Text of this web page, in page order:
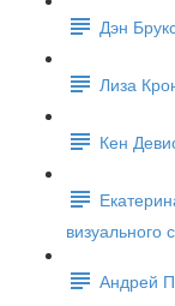
Дэн
Лиза
Кен
визуального
Андрей